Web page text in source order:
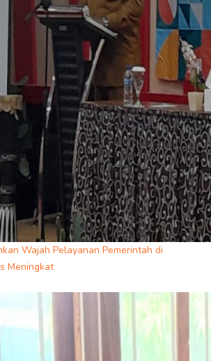
Wajah Pelayanan Pemerintah di
Meningkat